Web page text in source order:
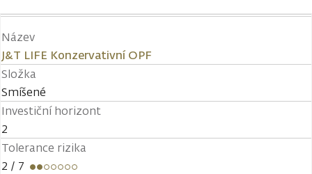
Název
J&T LIFE Konzervativní OPF
Složka
Smíšené
Investiční horizont
2
Tolerance rizika
2 / 7